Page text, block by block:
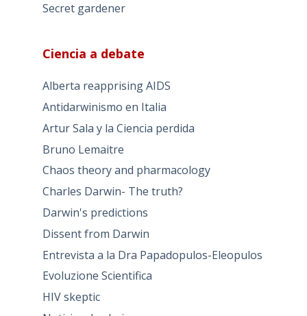
Secret gardener
Ciencia a debate
Alberta reapprising AIDS
Antidarwinismo en Italia
Artur Sala y la Ciencia perdida
Bruno Lemaitre
Chaos theory and pharmacology
Charles Darwin- The truth?
Darwin's predictions
Dissent from Darwin
Entrevista a la Dra Papadopulos-Eleopulos
Evoluzione Scientifica
HIV skeptic